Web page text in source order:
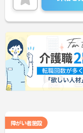
い。
障がい者施設